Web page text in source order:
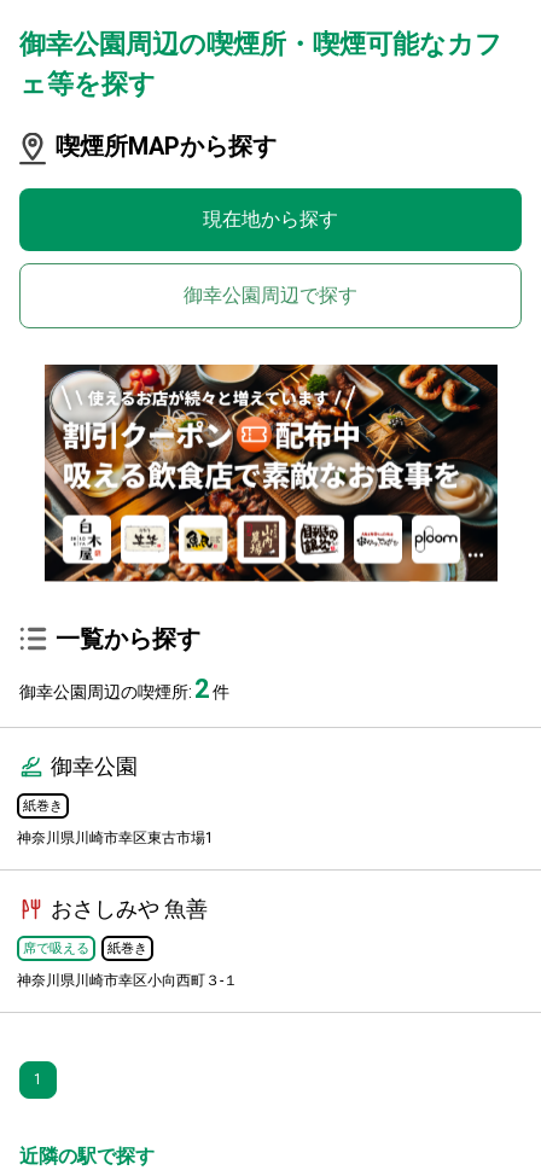
御幸公園周辺の喫煙所・喫煙可能なカフ
ェ等を探す
喫煙所MAPから探す
現在地から探す
御幸公園周辺で探す
一覧から探す
御幸公園周辺の喫煙所: 2件
御幸公園
紙巻き
神奈川県川崎市幸区東古市場1
おさしみや 魚善
席で吸える 紙巻き
神奈川県川崎市幸区小向西町３-１
1
近隣の駅で探す